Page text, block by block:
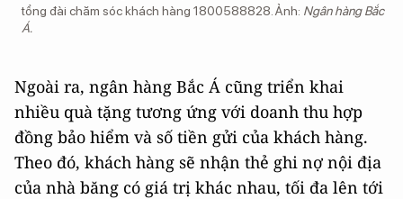
tổng đài chăm sóc khách hàng 1800588828. Ảnh: Ngân hàng Bắc
Á.
Ngoài ra, ngân hàng Bắc Á cũng triển khai
nhiều quà tặng tương ứng với doanh thu hợp
đồng bảo hiểm và số tiền gửi của khách hàng.
Theo đó, khách hàng sẽ nhận thẻ ghi nợ nội địa
của nhà băng có giá trị khác nhau, tối đa lên tới